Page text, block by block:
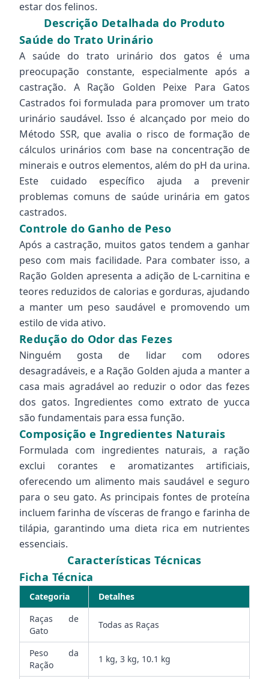
estar dos felinos.
Descrição Detalhada do Produto
Saúde do Trato Urinário
A saúde do trato urinário dos gatos é uma
preocupação constante, especialmente após a
castração. A Ração Golden Peixe Para Gatos
Castrados foi formulada para promover um trato
urinário saudável. Isso é alcançado por meio do
Método SSR, que avalia o risco de formação de
cálculos urinários com base na concentração de
minerais e outros elementos, além do pH da urina.
Este cuidado específico ajuda a prevenir
problemas comuns de saúde urinária em gatos
castrados.
Controle do Ganho de Peso
Após a castração, muitos gatos tendem a ganhar
peso com mais facilidade. Para combater isso, a
Ração Golden apresenta a adição de L-carnitina e
teores reduzidos de calorias e gorduras, ajudando
a manter um peso saudável e promovendo um
estilo de vida ativo.
Redução do Odor das Fezes
Ninguém gosta de lidar com odores
desagradáveis, e a Ração Golden ajuda a manter a
casa mais agradável ao reduzir o odor das fezes
dos gatos. Ingredientes como extrato de yucca
são fundamentais para essa função.
Composição e Ingredientes Naturais
Formulada com ingredientes naturais, a ração
exclui corantes e aromatizantes artificiais,
oferecendo um alimento mais saudável e seguro
para o seu gato. As principais fontes de proteína
incluem farinha de vísceras de frango e farinha de
tilápia, garantindo uma dieta rica em nutrientes
essenciais.
Características Técnicas
Ficha Técnica
Categoria
Detalhes
Raças de
Gato
Todas as Raças
Peso da
Ração
1 kg, 3 kg, 10.1 kg